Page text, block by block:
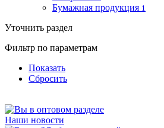
Бумажная продукция 1
Уточнить раздел
Фильтр по параметрам
Показать
Сбросить
Наши новости